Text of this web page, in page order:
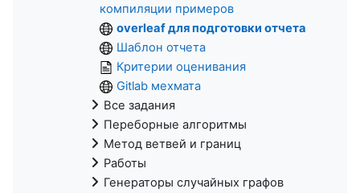
компиляции примеров
overleaf для подготовки отчета
Шаблон отчета
Критерии оценивания
Gitlab мехмата
Все задания
Переборные алгоритмы
Метод ветвей и границ
Работы
Генераторы случайных графов